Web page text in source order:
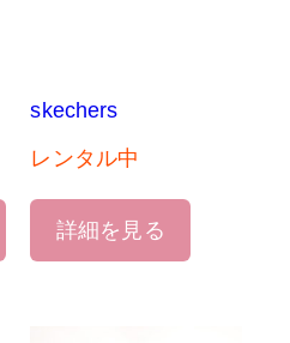
skechers
レンタル中
詳細を見る